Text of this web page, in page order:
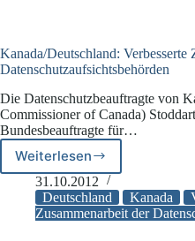
Kanada/Deutschland: Verbesserte
Datenschutzaufsichtsbehörden
Die Datenschutzbeauftragte von
Commissioner of Canada)
Bundesbeauftragte für…
WeiterlesenKanada/Deutschland:
Verbesserte
Zusammenarbeit
der
31.10.2012
Deutschland
Kanada
Zusammenarbeit der